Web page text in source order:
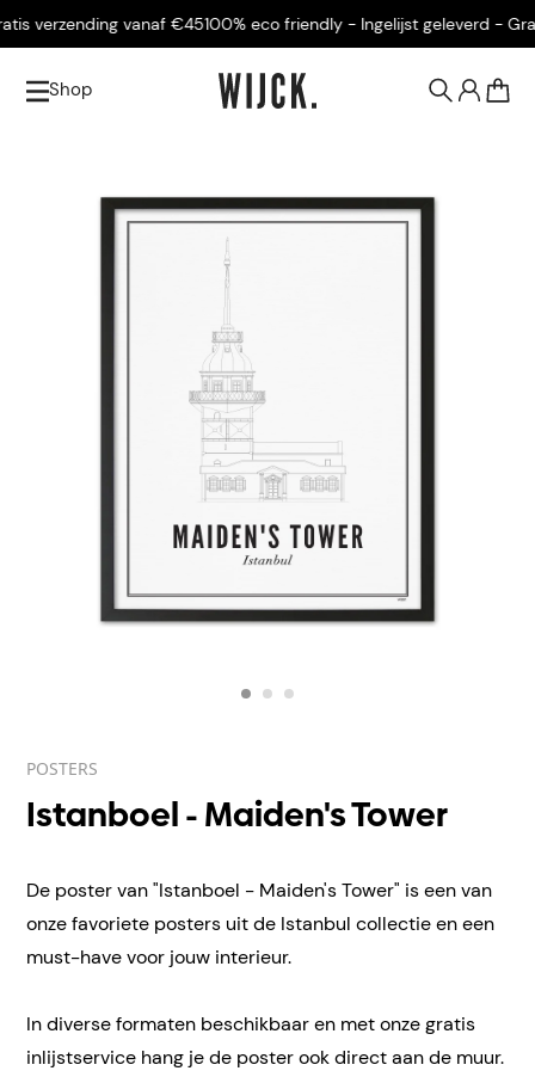
verzending vanaf €45100% eco friendly - Ingelijst geleverd -
Shop
POSTERS
Istanboel - Maiden's Tower
De poster van "Istanboel - Maiden's Tower" is een van
onze favoriete posters uit de Istanbul collectie en een
must-have voor jouw interieur.
In diverse formaten beschikbaar en met onze gratis
inlijstservice hang je de poster ook direct aan de muur.